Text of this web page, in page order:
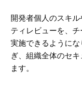
開発者個人のスキ
ティレビューを、
実施できるように
ぎ、組織全体のセ
ます。